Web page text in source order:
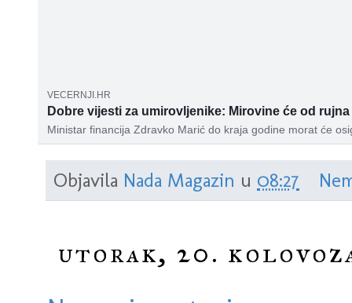
VECERNJI.HR
Dobre vijesti za umirovljenike: Mirovine će od
Ministar financija Zdravko Marić do kraja godine morat će
320 milijuna kuna za drugo redovno usklađivanje mirovina
Objavila Nada Magazin u 08:27
utorak, 20.